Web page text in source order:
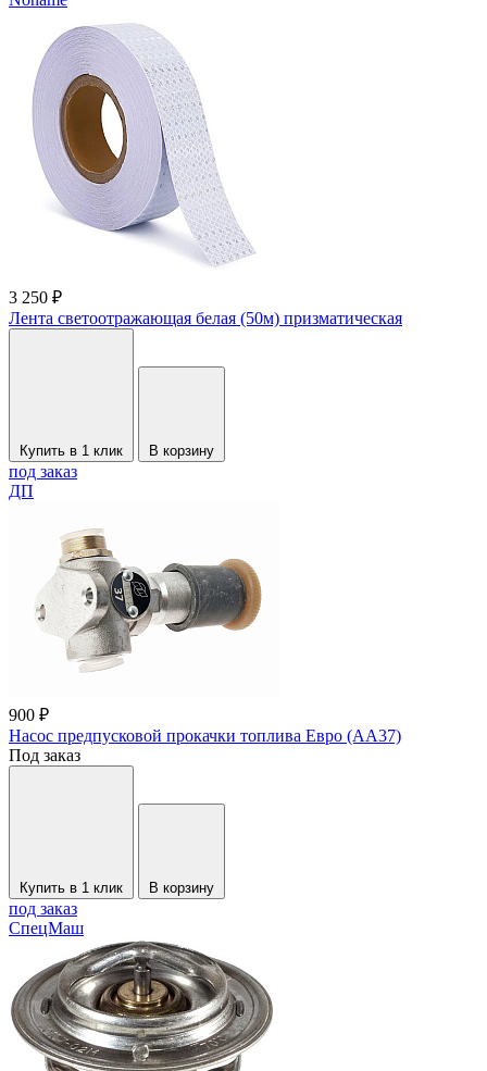
3 250 ₽
Лента светоотражающая белая (50м) призматическая
Купить в 1 клик В корзину
под заказ
ДП
900 ₽
Насос предпусковой прокачки топлива Евро (АА37)
Под заказ
Купить в 1 клик В корзину
под заказ
СпецМаш